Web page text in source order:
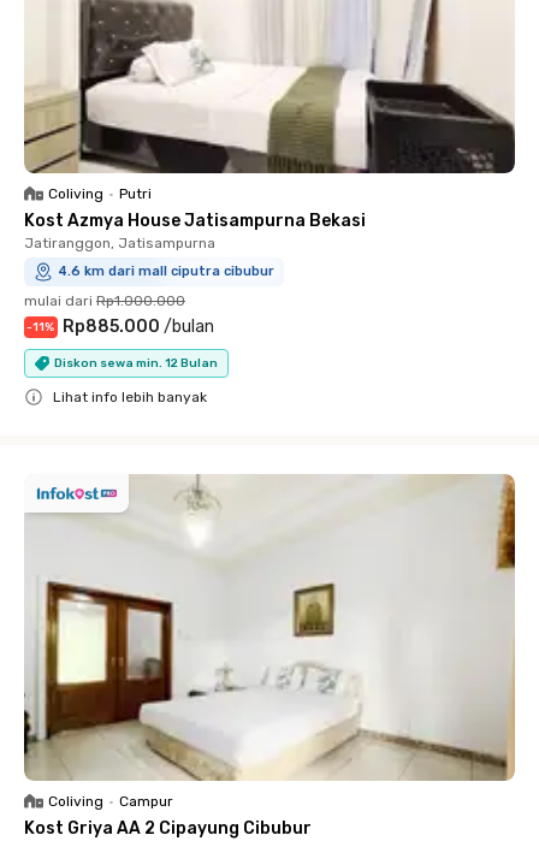
Coliving • Putri
Kost Azmya House Jatisampurna Bekasi
Jatiranggon, Jatisampurna
4.6 km dari mall ciputra cibubur
mulai dari Rp1.000.000
-11% Rp885.000 /bulan
Diskon sewa min. 12 Bulan
Lihat info lebih banyak
Coliving • Campur
Kost Griya AA 2 Cipayung Cibubur